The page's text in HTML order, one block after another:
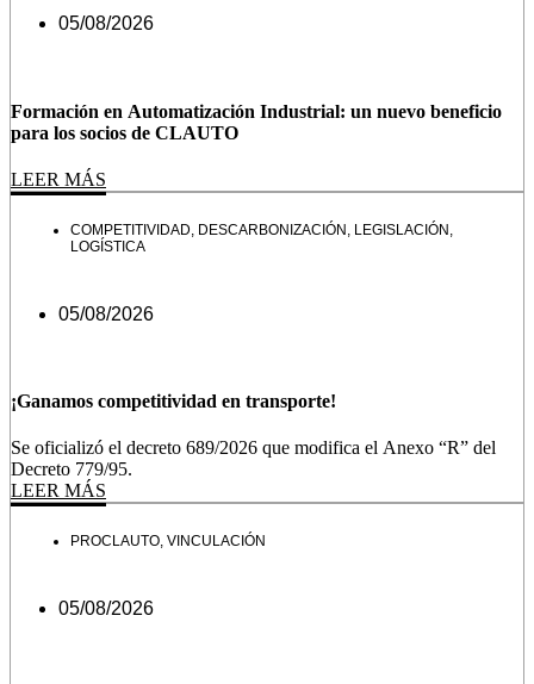
05/08/2026
Formación en Automatización Industrial: un nuevo beneficio
para los socios de CLAUTO
LEER MÁS
COMPETITIVIDAD, DESCARBONIZACIÓN, LEGISLACIÓN,
LOGÍSTICA
05/08/2026
¡Ganamos competitividad en transporte!
Se oficializó el decreto 689/2026 que modifica el Anexo “R” del
Decreto 779/95.
LEER MÁS
PROCLAUTO, VINCULACIÓN
05/08/2026